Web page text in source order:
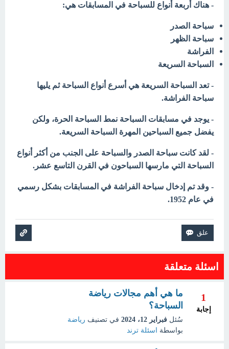
- هناك أربعة أنواع للسباحة في المسابقات هي:
سباحة الصدر
سباحة الظهر
الفراشة
السباحة السريعة
- تعد السباحة السريعة هي أسرع أنواع السباحة ثم يليها
سباحة الفراشة.
- يوجد في مسابقات السباحة نمط السباحة الحرة، ولكن
يفضل جميع السباحين المهرة السباحة السريعة.
- لقد كانت سباحة الصدر والسباحة على الجنب من أكثر أنواع
السباحة التي مارسها السباحون في القرن التاسع عشر.
- وقد تم إدخال سباحة الفراشة في المسابقات بشكل رسمي
في عام 1952.
اسئلة متعلقة
1
إجابة
ما هي أهم مجالات رياضة
السباحة؟
سُئل فبراير 12، 2024 في تصنيف رياضة
بواسطة
اسئلة ترند